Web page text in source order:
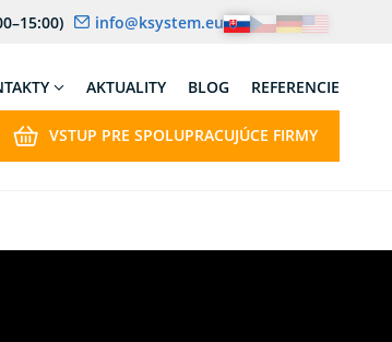
info@ksystem.eu
AKTUALITY BLOG REFERENCIE
VSTUP PRE SPOLUPRACUJÚCE FIRMY